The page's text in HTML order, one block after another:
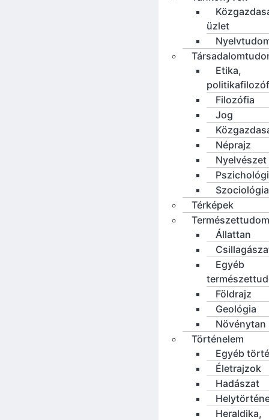
üzlet
Etika,
Filozófia
Jog
Néprajz
Nyelvészet
Szociológia
Térképek
Állattan
Egyéb
Földrajz
Geológia
Növénytan
Történelem
Egyéb
Életrajzok
Hadászat
Heraldika,